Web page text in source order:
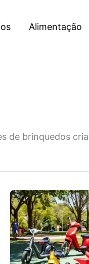
Alimentação
de brinquedos